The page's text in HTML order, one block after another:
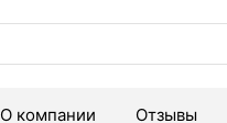
О компании Отзывы